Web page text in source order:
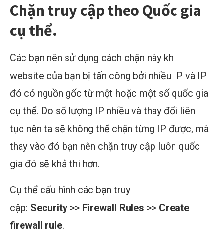
Chặn truy cập theo Quốc gia
cụ thể.
Các bạn nên sử dụng cách chặn này khi
website của bạn bị tấn công bởi nhiều IP và IP
đó có nguồn gốc từ một hoặc một số quốc gia
cụ thể. Do số lượng IP nhiều và thay đổi liên
tục nên ta sẽ không thể chặn từng IP được, mà
thay vào đó bạn nên chặn truy cập luôn quốc
gia đó sẽ khả thi hơn.
Cụ thể cấu hình các bạn truy
cập: Security >> Firewall Rules >> Create
firewall rule.